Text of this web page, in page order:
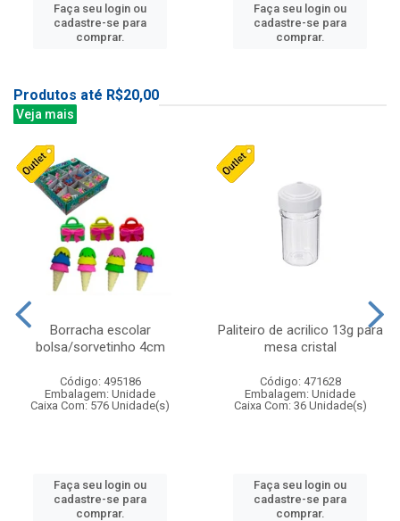
Faça seu login ou
cadastre-se para
comprar.
Faça seu login ou
cadastre-se para
comprar.
Produtos até R$20,00
Veja mais
Borracha escolar
bolsa/sorvetinho 4cm
Código: 495186
Embalagem: Unidade
Caixa Com: 576 Unidade(s)
Faça seu login ou
cadastre-se para
comprar.
Paliteiro de acrilico 13g para
mesa cristal
Código: 471628
Embalagem: Unidade
Caixa Com: 36 Unidade(s)
Faça seu login ou
cadastre-se para
comprar.